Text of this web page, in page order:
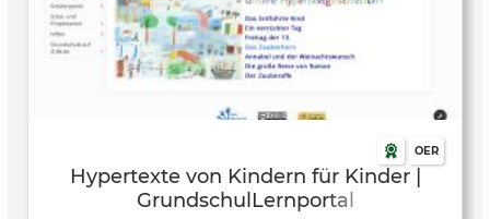
OER
Hypertexte von Kindern für Kinder |
GrundschulLernportal